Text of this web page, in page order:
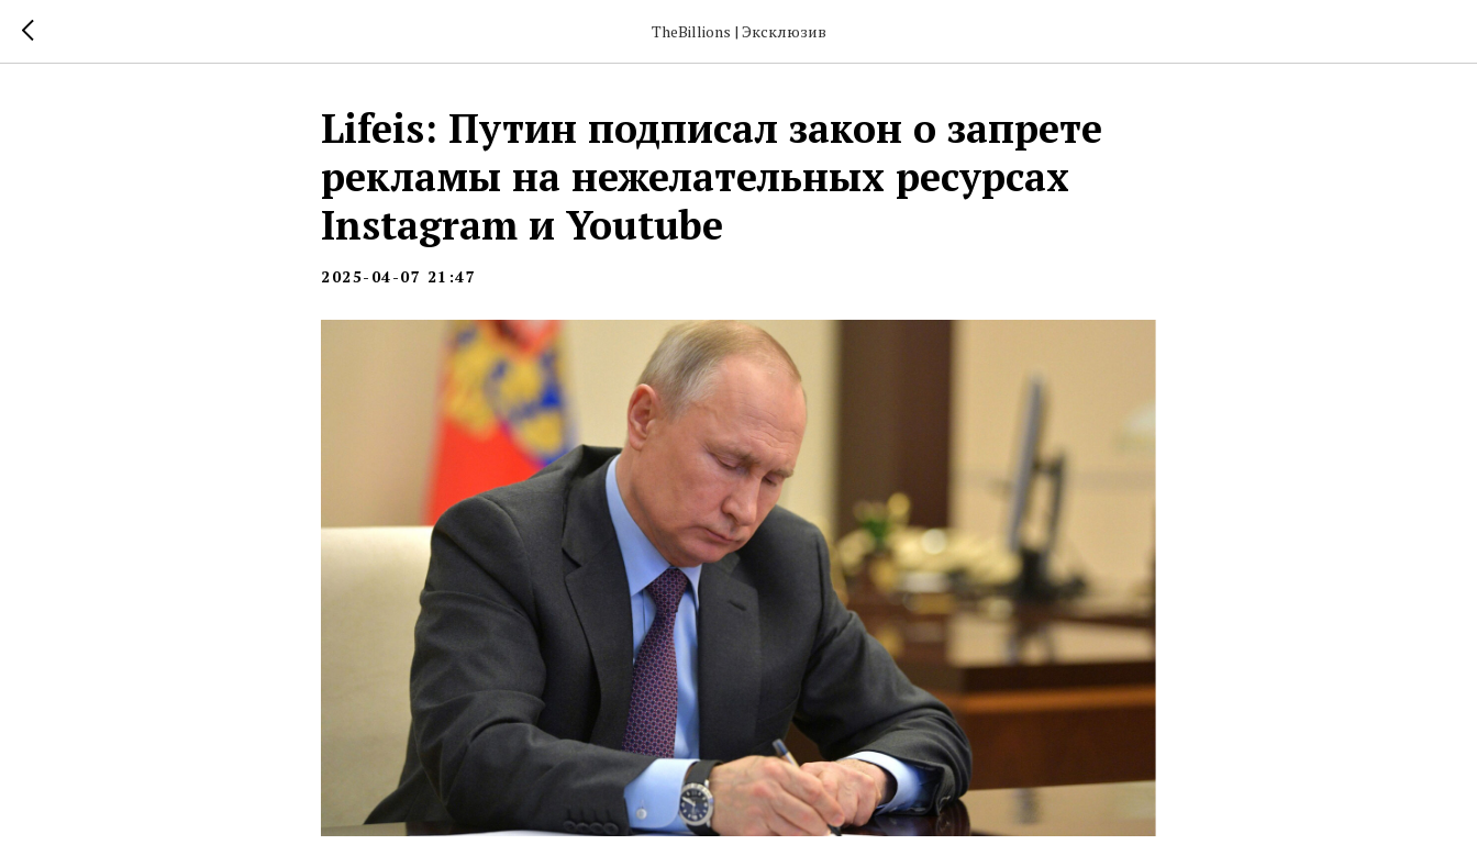
TheBillions | Эксклюзив
Lifeis: Путин подписал закон о запрете
рекламы на нежелательных ресурсах
Instagram и Youtube
2025-04-07 21:47